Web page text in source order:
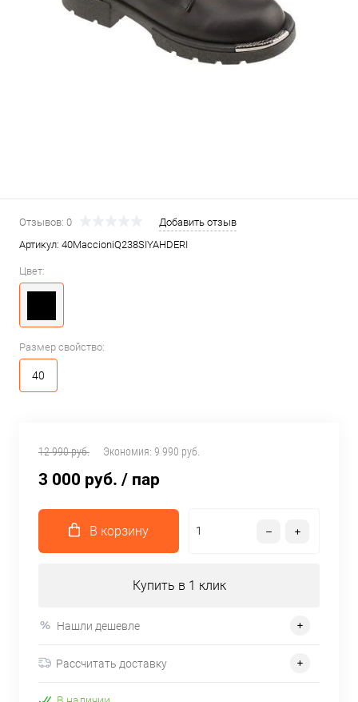
Отзывов: 0
Добавить отзыв
Артикул: 40MaccioniQ238SIYAHDERI
Цвет:
Размер свойство:
40
12 990 руб. Экономия: 9 990 руб.
3 000 руб. / пар
В корзину
Купить в 1 клик
Нашли дешевле
Рассчитать доставку